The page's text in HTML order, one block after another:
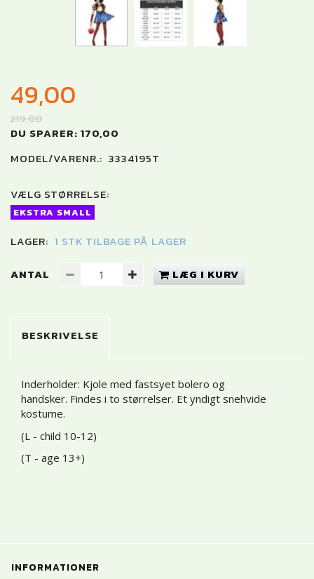
49,00
219,00
DU SPARER: 170,00
MODEL/VARENR.: 3334195T
VÆLG STØRRELSE:
EKSTRA SMALL
LAGER: 1 STK TILBAGE PÅ LAGER
ANTAL LÆG I KURV
BESKRIVELSE
Inderholder: Kjole med fastsyet bolero og
handsker. Findes i to størrelser. Et yndigt snehvide
kostume.
(L - child 10-12)
(T - age 13+)
INFORMATIONER